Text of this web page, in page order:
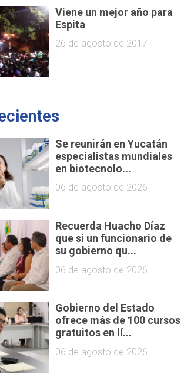
Viene un mejor año para
Espita
26 de agosto de 2017
Se reunirán en Yucatán
especialistas mundiales
en biotecnolo...
06 de agosto de 2026
Recuerda Huacho Díaz
que si un funcionario de
su gobierno qu...
06 de agosto de 2026
Gobierno del Estado
ofrece más de 100 cursos
gratuitos en lí...
06 de agosto de 2026